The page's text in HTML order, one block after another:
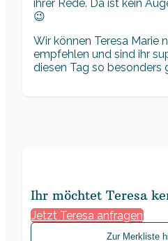
ihrer Rede. Da ist kein
😉
Wir können Teresa Marie
empfehlen und sind ihr
diesen Tag so besonders
Ihr möchtet Teresa
Jetzt Teresa anfragen
Zur Merkliste